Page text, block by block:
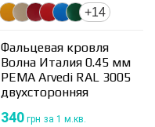
+14
Фальцевая кровля
Волна Италия 0.45 мм
PEMA Arvedi RAL 3005
двухсторонняя
340 грн за 1 м.кв.